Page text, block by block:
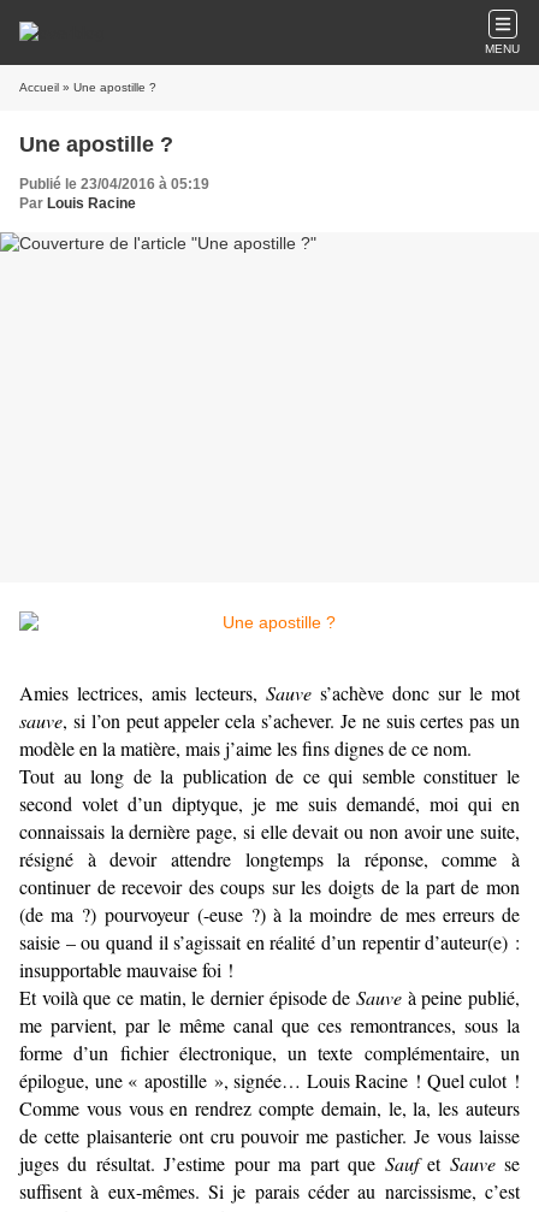
MENU
Accueil » Une apostille ?
Une apostille ?
Publié le 23/04/2016 à 05:19
Par Louis Racine
Amies lectrices, amis lecteurs, Sauve s’achève donc sur le mot
sauve, si l’on peut appeler cela s’achever. Je ne suis certes pas un
modèle en la matière, mais j’aime les fins dignes de ce nom.
Tout au long de la publication de ce qui semble constituer le
second volet d’un diptyque, je me suis demandé, moi qui en
connaissais la dernière page, si elle devait ou non avoir une suite,
résigné à devoir attendre longtemps la réponse, comme à
continuer de recevoir des coups sur les doigts de la part de mon
(de ma ?) pourvoyeur (-euse ?) à la moindre de mes erreurs de
saisie – ou quand il s’agissait en réalité d’un repentir d’auteur(e) :
insupportable mauvaise foi !
Et voilà que ce matin, le dernier épisode de Sauve à peine publié,
me parvient, par le même canal que ces remontrances, sous la
forme d’un fichier électronique, un texte complémentaire, un
épilogue, une « apostille », signée… Louis Racine ! Quel culot !
Comme vous vous en rendrez compte demain, le, la, les auteurs
de cette plaisanterie ont cru pouvoir me pasticher. Je vous laisse
juges du résultat. J’estime pour ma part que Saufet Sauvese
suffisent à eux-mêmes. Si je parais céder au narcissisme, c’est